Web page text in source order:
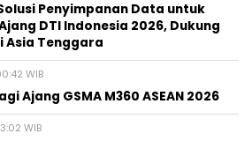
Penyimpanan Data untuk
DTI Indonesia 2026, Dukung
Asia Tenggara
WIB
Ajang GSMA M360 ASEAN 2026
WIB